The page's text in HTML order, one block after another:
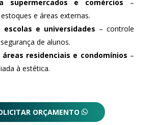
supermercados e comércios –
e áreas externas.
escolas e universidades – controle
de alunos.
áreas residenciais e condomínios –
à estética.
ORÇAMENTO